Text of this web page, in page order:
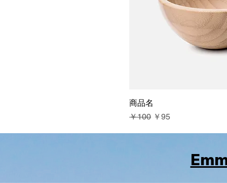
商品名
通常価格
￥100 セール価格
￥95